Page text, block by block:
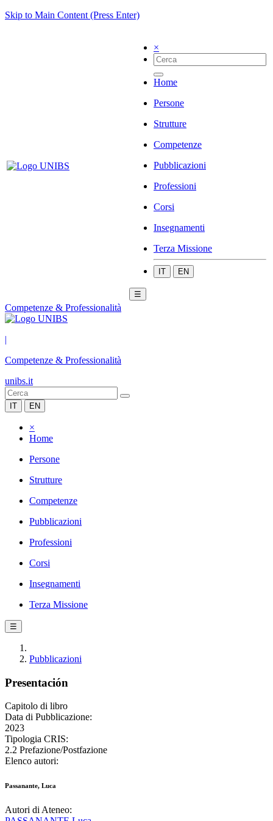
Skip to Main Content (Press Enter)
×
Home
Persone
Strutture
Competenze
Pubblicazioni
Professioni
Corsi
Insegnamenti
Terza Missione
IT EN
☰
Competenze & Professionalità
|
Competenze & Professionalità
unibs.it
IT EN
×
Home
Persone
Strutture
Competenze
Pubblicazioni
Professioni
Corsi
Insegnamenti
Terza Missione
☰
Pubblicazioni
Presentación
Capitolo di libro
Data di Pubblicazione:
2023
Tipologia CRIS:
2.2 Prefazione/Postfazione
Elenco autori:
Passanante, Luca
Autori di Ateneo: